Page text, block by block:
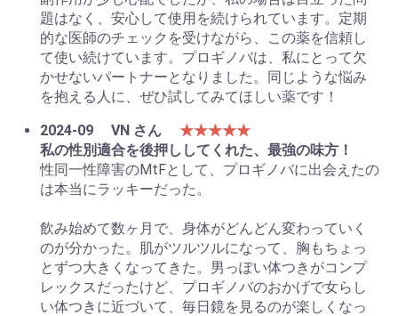
題はなく、安心して使用を続けられています。定期
的な医師のチェックを受けながら、この薬を信頼し
て使い続けています。プロギノバは、私にとって欠
かせないパートナーとなりました。同じような悩み
を抱える人に、ぜひ試してみてほしい薬です！
2024-09
VN さん
★★★★★
私の性別適合を後押ししてくれた、最強の味方！
性同一性障害のMtFとして、プロギノバに出会えたの
は本当にラッキーだった。
飲み始めて数ヶ月で、身体がどんどん変わっていく
のが分かった。肌がツルツルになって、胸もちょっ
とずつ大きくなってきた。男っぽい体つきがコンプ
レックスだったけど、プロギノバのおかげで女らし
い体つきに近づいて、毎日鏡を見るのが楽しくなっ